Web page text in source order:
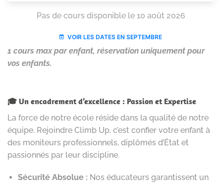
1 cours max par enfant, réservation uniquement pour
vos enfants.
🎓 Un encadrement d’excellence : Passion et Expertise
La force de notre école réside dans la qualité de notre
équipe. Rejoindre Climb Up, c’est confier votre enfant à
des moniteurs professionnels, diplômés d’État et
passionnés par leur discipline.
Sécurité Absolue : Nos éducateurs garantissent un